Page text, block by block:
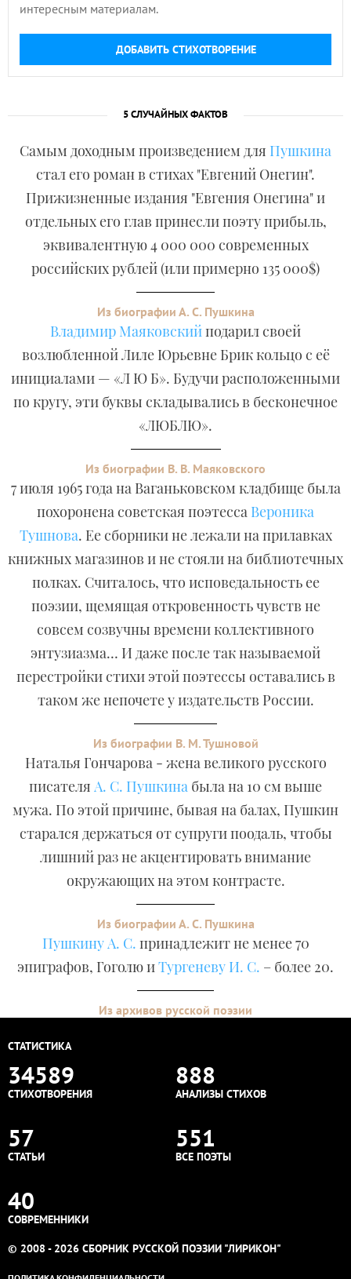
интересным материалам.
ДОБАВИТЬ СТИХОТВОРЕНИЕ
5 СЛУЧАЙНЫХ ФАКТОВ
Самым доходным произведением для Пушкина
стал его роман в стихах "Евгений Онегин".
Прижизненные издания "Евгения Онегина" и
отдельных его глав принесли поэту прибыль,
эквивалентную 4 000 000 современных
российских рублей (или примерно 135 000$)
Из биографии А. С. Пушкина
Владимир Маяковскийподарил своей
возлюбленной Лиле Юрьевне Брик кольцо с её
инициалами — «Л Ю Б». Будучи расположенными
по кругу, эти буквы складывались в бесконечное
«ЛЮБЛЮ».
Из биографии В. В. Маяковского
7 июля 1965 года на Ваганьковском кладбище была
похоронена советская поэтесса Вероника
Тушнова. Ее сборники не лежали на прилавках
книжных магазинов и не стояли на библиотечных
полках. Считалось, что исповедальность ее
поэзии, щемящая откровенность чувств не
совсем созвучны времени коллективного
энтузиазма… И даже после так называемой
перестройки стихи этой поэтессы оставались в
таком же непочете у издательств России.
Из биографии В. М. Тушновой
Наталья Гончарова - жена великого русского
писателя А. С. Пушкина была на 10 см выше
мужа. По этой причине, бывая на балах, Пушкин
старался держаться от супруги поодаль, чтобы
лишний раз не акцентировать внимание
окружающих на этом контрасте.
Из биографии А. С. Пушкина
Пушкину А. С. принадлежит не менее 70
эпиграфов, Гоголю иТургеневу И. С. – более 20.
Из архивов русской поэзии
СТАТИСТИКА
34589
СТИХОТВОРЕНИЯ
888
АНАЛИЗЫ СТИХОВ
57
СТАТЬИ
551
ВСЕ ПОЭТЫ
40
СОВРЕМЕННИКИ
© 2008 - 2026 СБОРНИК РУССКОЙ ПОЭЗИИ "ЛИРИКОН"